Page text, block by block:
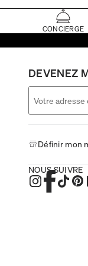
CONCIERGE
DEVENEZ
Définir mon
NOUS SUIVRE